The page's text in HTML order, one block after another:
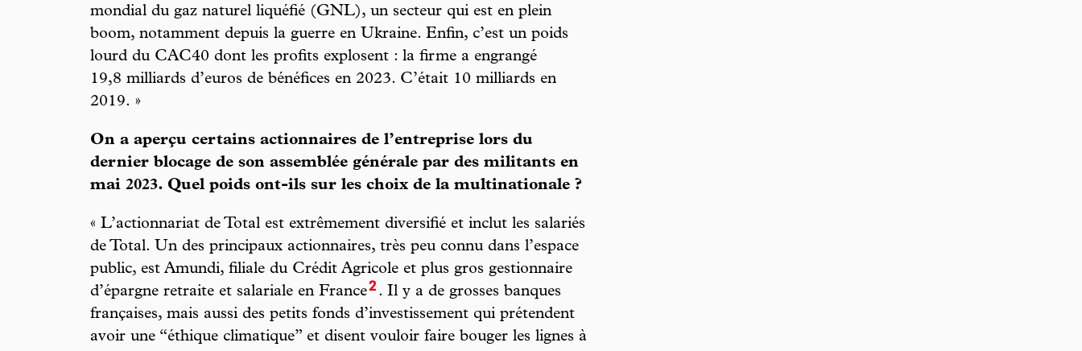
mondial du gaz naturel liquéfié (GNL), un secteur qui est en plein
boom, notamment depuis la guerre en Ukraine. Enfin, c’est un poids
lourd du CAC40 dont les profits explosent : la firme a engrangé
19,8 milliards d’euros de bénéfices en 2023. C’était 10 milliards en
2019. »
On a aperçu certains actionnaires de l’entreprise lors du
dernier blocage de son assemblée générale par des militants en
mai 2023. Quel poids ont-ils sur les choix de la multinationale ?
« L’actionnariat de Total est extrêmement diversifié et inclut les salariés
de Total. Un des principaux actionnaires, très peu connu dans l’espace
public, est Amundi, filiale du Crédit Agricole et plus gros gestionnaire
d’épargne retraite et salariale en France2 . Il y a de grosses banques
françaises, mais aussi des petits fonds d’investissement qui prétendent
avoir une “éthique climatique” et disent vouloir faire bouger les lignes à